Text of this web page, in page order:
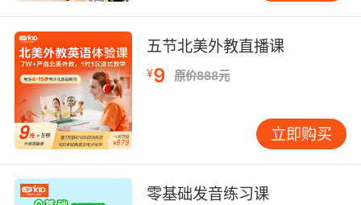
五节北美外教直播课
¥9 原价888元
立即购买
零基础发音练习课